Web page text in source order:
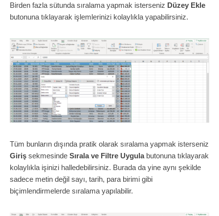
Birden fazla sütunda sıralama yapmak isterseniz Düzey Ekle
butonuna tıklayarak işlemlerinizi kolaylıkla yapabilirsiniz.
Tüm bunların dışında pratik olarak sıralama yapmak isterseniz
Giriş sekmesinde Sırala ve Filtre Uygulabutonuna tıklayarak
kolaylıkla işinizi halledebilirsiniz. Burada da yine aynı şekilde
sadece metin değil sayı, tarih, para birimi gibi
biçimlendirmelerde sıralama yapılabilir.